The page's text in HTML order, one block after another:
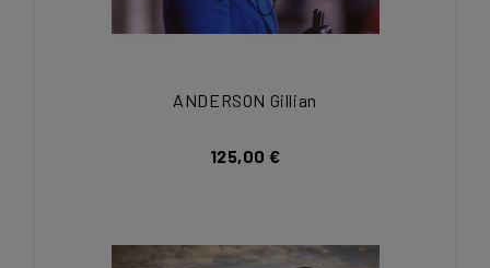
ANDERSON Gillian
125,00 €